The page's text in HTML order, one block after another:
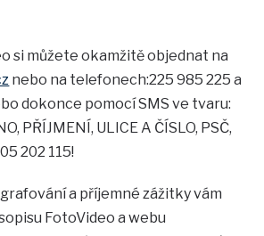
si můžete okamžitě objednat na
nebo na telefonech:225 985 225 a
dokonce pomocí SMS ve tvaru:
PŘÍJMENÍ, ULICE A ČÍSLO, PSČ,
202 115!
a příjemné zážitky vám
FotoVideo a webu